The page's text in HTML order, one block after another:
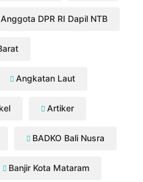
Anggota DPR RI Dapil NTB
Angkatan Laut
Artiker
BADKO Bali Nusra
Banjir Kota Mataram